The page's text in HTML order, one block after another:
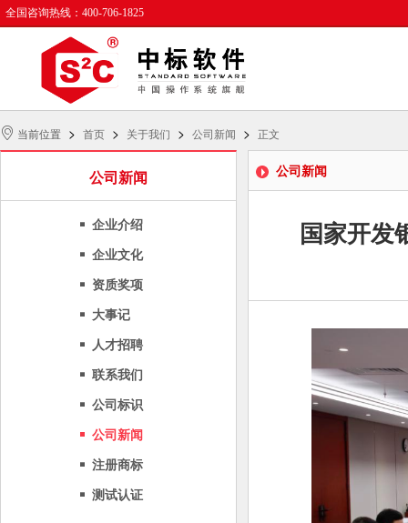
全国咨询热线：400-706-1825
当前位置 > 首页 > 关于我们 > 公司新闻 > 正文
公司新闻
企业介绍
企业文化
资质奖项
大事记
人才招聘
联系我们
公司标识
公司新闻
注册商标
测试认证
公司新闻
国家开发